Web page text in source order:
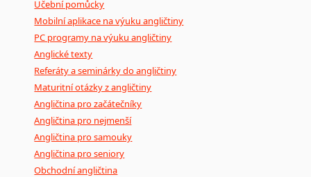
Učební pomůcky
Mobilní aplikace na výuku angličtiny
PC programy na výuku angličtiny
Anglické texty
Referáty a seminárky do angličtiny
Maturitní otázky z angličtiny
Angličtina pro začátečníky
Angličtina pro nejmenší
Angličtina pro samouky
Angličtina pro seniory
Obchodní angličtina